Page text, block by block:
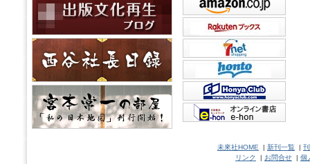
未來社HOME | 新刊一覧 |
リンク
| お問合せ | 個